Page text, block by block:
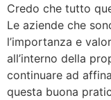
Credo che tutto
Le aziende che
l’importanza e
all’interno della
continuare ad
questa buona